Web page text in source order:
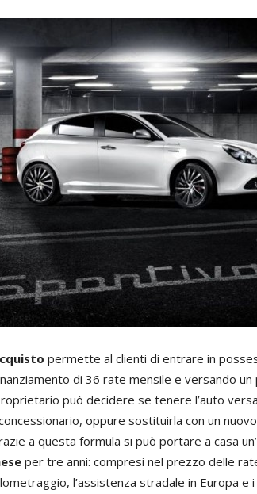
permette al clienti di entrare in
di 36 rate mensile e versando un
può decidere se tenere l’auto
oppure sostituirla con un
a questa formula si può portare a casa un’
per tre anni: compresi nel prezzo delle
l’assistenza stradale in Europa e